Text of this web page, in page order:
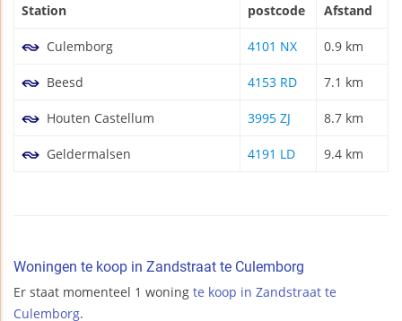
Station postcode Afstand
Culemborg 4101 NX 0.9 km
Beesd 4153 RD 7.1 km
Houten Castellum 3995 ZJ 8.7 km
Geldermalsen 4191 LD 9.4 km
Woningen te koop in Zandstraat te Culemborg
Er staat momenteel 1 woning te koop in Zandstraat te
Culemborg.